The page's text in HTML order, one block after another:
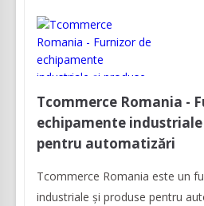
Tcommerce Romania -
echipamente industriale
pentru automatizări
Tcommerce Romania este un
industriale și produse pentru